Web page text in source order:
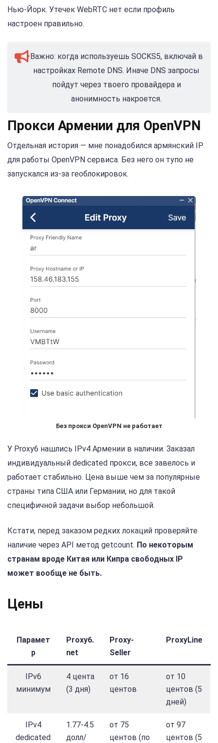
Нью-Йорк. Утечек WebRTC нет если профиль
настроен правильно.
Важно: когда используешь SOCKS5, включай в
настройках Remote DNS. Иначе DNS запросы
пойдут через твоего провайдера и
анонимность накроется.
Прокси Армении для OpenVPN
Отдельная история — мне понадобился армянский IP
для работы OpenVPN сервиса. Без него он тупо не
запускался из-за геоблокировок.
Без прокси OpenVPN не работает
У Proxy6 нашлись IPv4 Армении в наличии. Заказал
индивидуальный dedicated прокси, все завелось и
работает стабильно. Цена выше чем за популярные
страны типа США или Германии, но для такой
специфичной задачи выбор небольшой.
Кстати, перед заказом редких локаций проверяйте
наличие через API метод getcount. По некоторым
странам вроде Китая или Кипра свободных IP
может вообще не быть.
Цены
Парамет
р
Proxy6.
net
Proxy-
Seller
ProxyLine
IPv6
минимум
4 цента
(3 дня)
от 16
центов
от 10
центов (5
дней)
IPv4
dedicated
1.77-4.5
долл/
от 75
центов (по
от 97
центов (5